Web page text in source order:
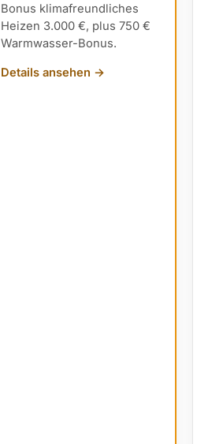
Bonus klimafreundliches
Heizen 3.000 €, plus 750 €
Warmwasser-Bonus.
Details ansehen →